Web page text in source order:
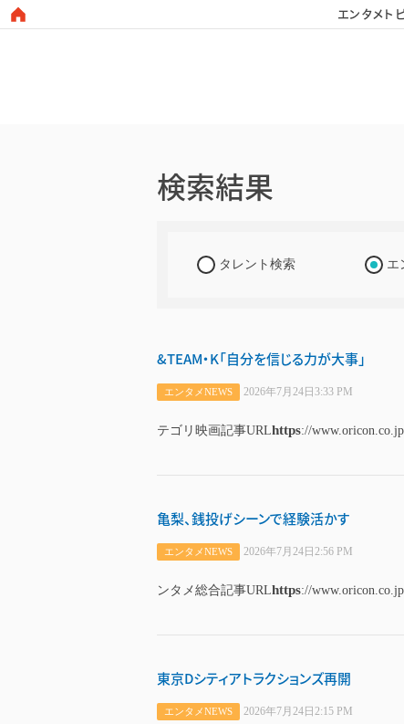
エンタメト
検索結果
タレント検索 エ
&TEAM・K「自分を信じる力が大事」
エンタメNEWS 2026年7月24日3:33 PM
テゴリ映画記事URLhttps://
亀梨、銭投げシーンで経験活かす
エンタメNEWS 2026年7月24日2:56 PM
ンタメ総合記事URLhttps://
東京Dシティアトラクションズ再開
エンタメNEWS 2026年7月24日2:15 PM